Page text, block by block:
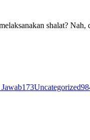
shalat? Nah,
173Uncategorized